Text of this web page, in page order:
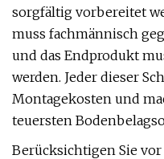
sorgfältig vorbereitet
muss fachmännisch
und das Endprodukt
werden. Jeder dieser
Montagekosten und
teuersten
Berücksichtigen Sie